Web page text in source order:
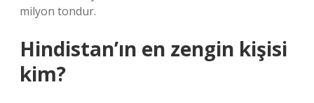
milyon tondur.
Hindistan’ın en zengin kişisi
kim?